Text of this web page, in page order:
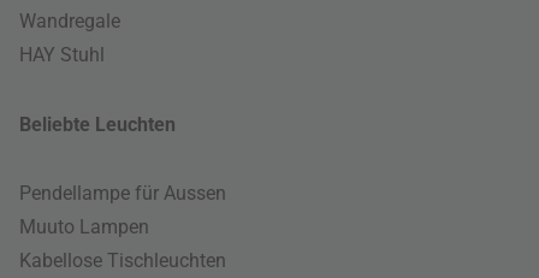
Wandregale
HAY Stuhl
Beliebte Leuchten
Pendellampe für Aussen
Muuto Lampen
Kabellose Tischleuchten